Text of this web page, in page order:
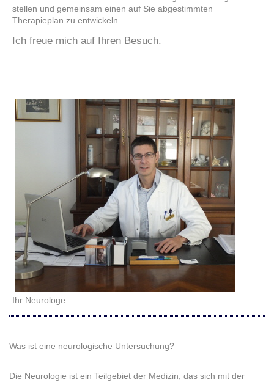
stellen und gemeinsam einen auf Sie abgestimmten
Therapieplan zu entwickeln.
Ich freue mich auf Ihren Besuch.
Ihr Neurologe
Was ist eine neurologische Untersuchung?
Die Neurologie ist ein Teilgebiet der Medizin, das sich mit der